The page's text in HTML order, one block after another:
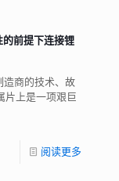
前提下连接锂
商的技术、故
片上是一项艰巨
阅读更多